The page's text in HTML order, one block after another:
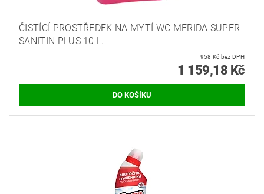
ČISTÍCÍ PROSTŘEDEK NA MYTÍ WC MERIDA SUPER
SANITIN PLUS 10 L.
958 Kč bez DPH
1 159,18 Kč